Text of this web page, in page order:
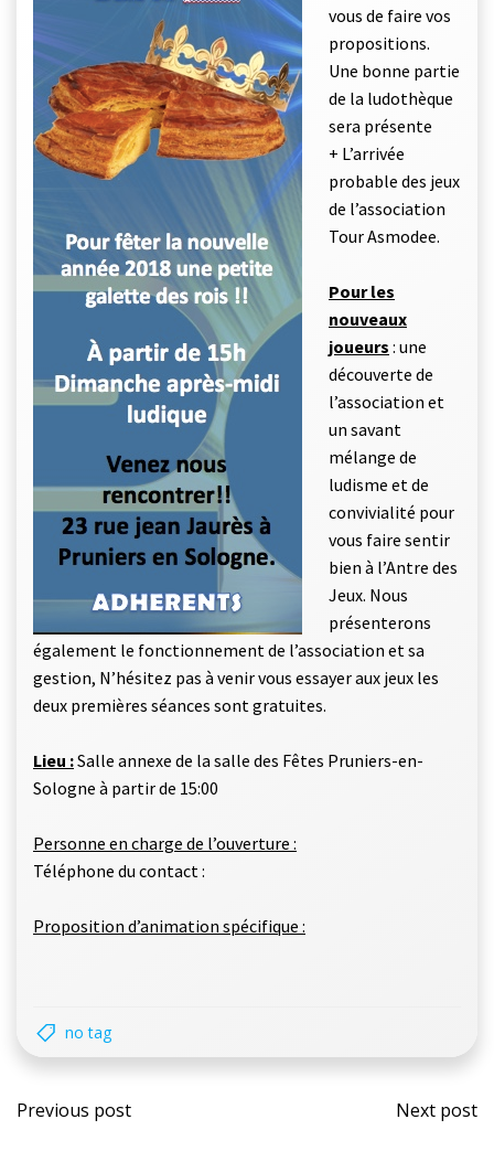
vous de faire vos
propositions.
Une bonne partie
de la ludothèque
sera présente
+ L’arrivée
probable des jeux
de l’association
Tour Asmodee.
Pour les
nouveaux
joueurs : une
découverte de
l’association et
un savant
mélange de
ludisme et de
convivialité pour
vous faire sentir
bien à l’Antre des
Jeux. Nous
présenterons
également le fonctionnement de l’association et sa
gestion, N’hésitez pas à venir vous essayer aux jeux les
deux premières séances sont gratuites.
Lieu :Salle annexe de la salle des Fêtes Pruniers-en-
Sologne à partir de 15:00
Personne en charge de l’ouverture :
Téléphone du contact :
Proposition d’animation spécifique :
no tag
Post
Previous post
Post
Next post